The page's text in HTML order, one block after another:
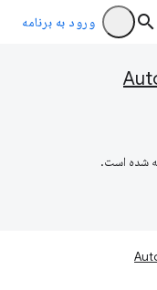
ورود به برنامه
شده است.